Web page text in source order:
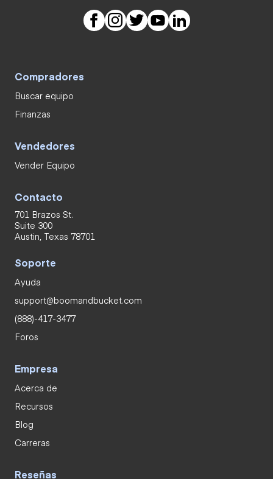
Compradores
Buscar equipo
Finanzas
Vendedores
Vender Equipo
Contacto
701 Brazos St.
Suite 300
Austin, Texas 78701
Soporte
Ayuda
support@boomandbucket.com
(888)-417-3477
Foros
Empresa
Acerca de
Recursos
Blog
Carreras
Reseñas